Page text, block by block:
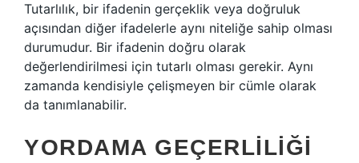
Tutarlılık, bir ifadenin gerçeklik veya doğruluk
açısından diğer ifadelerle aynı niteliğe sahip olması
durumudur. Bir ifadenin doğru olarak
değerlendirilmesi için tutarlı olması gerekir. Aynı
zamanda kendisiyle çelişmeyen bir cümle olarak
da tanımlanabilir.
YORDAMA GEÇERLILIĞI